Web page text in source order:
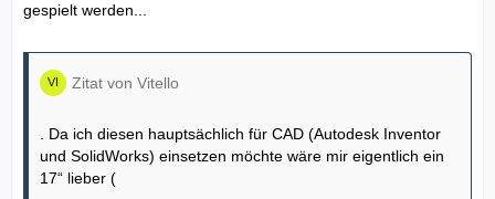
gespielt werden...
Zitat von Vitello
. Da ich diesen hauptsächlich für CAD (Autodesk Inventor
und SolidWorks) einsetzen möchte wäre mir eigentlich ein
17“ lieber (